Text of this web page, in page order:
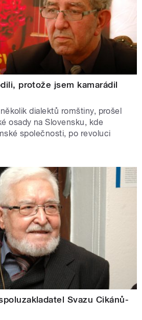
protože jsem kamarádil
dialektů romštiny, prošel
osady na Slovensku, kde
společnosti, po revoluci
Svazu Cikánů-